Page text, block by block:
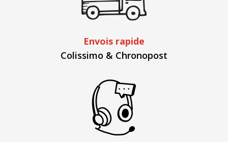
Envois rapide
Colissimo & Chronopost